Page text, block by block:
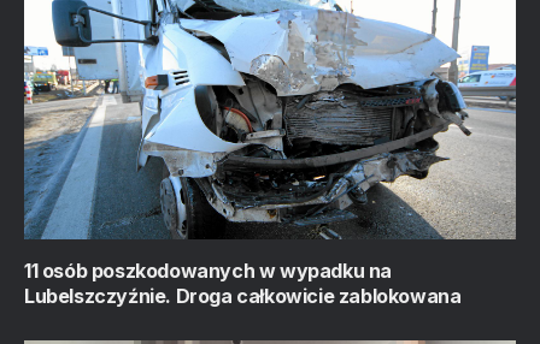
11 osób poszkodowanych w wypadku na
Lubelszczyźnie. Droga całkowicie zablokowana